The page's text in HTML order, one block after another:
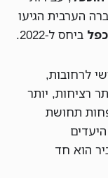
הערבית הגיעו
ביחס ל-2022.
לרחובות,
רציחות, יותר
תחושת
הוא חד